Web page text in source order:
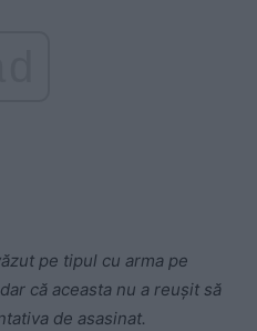
pe tipul cu arma pe
că aceasta nu a reușit să
de asasinat.